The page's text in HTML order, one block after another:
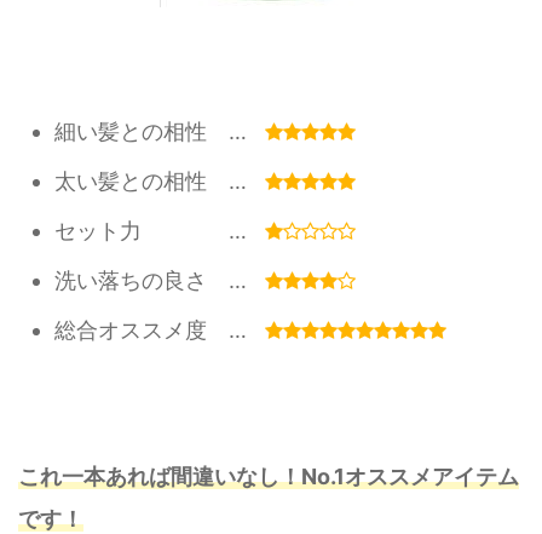
細い髪との相性 …
太い髪との相性 …
セット力 …
洗い落ちの良さ …
総合オススメ度 …
これ一本あれば間違いなし！No.1オススメアイテム
です！